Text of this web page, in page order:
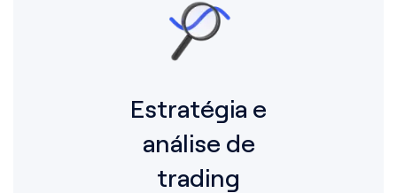
Estratégia e
análise de
trading